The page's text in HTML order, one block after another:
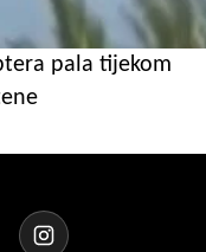
pala tijekom